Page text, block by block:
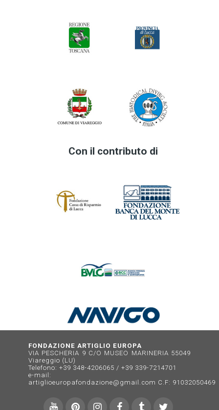
Con il contributo di
FONDAZIONE ARTIGLIO EUROPA
VIA PESCHERIA 9 C/O MUSEO MARINERIA 55049
Viareggio (LU)
Telefono: +39 348-4206065 / +39 339-7214701
e-mail:
artiglioeuropafondazione@gmail.com C.F: 91032050469